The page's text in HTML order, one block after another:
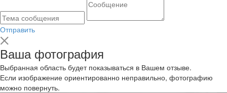
Отправить
Ваша фотография
Выбранная область будет показываться в Вашем отзыве.
Если изображение ориентированно неправильно, фотографию
можно повернуть.